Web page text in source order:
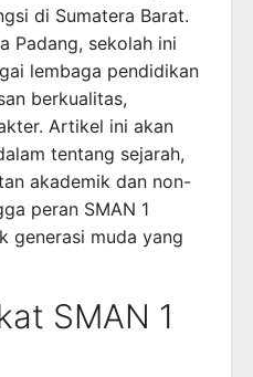
di Sumatera Barat.
Padang, sekolah ini
lembaga pendidikan
berkualitas,
Artikel ini akan
tentang sejarah,
akademik dan non-
peran SMAN 1
generasi muda yang
SMAN 1